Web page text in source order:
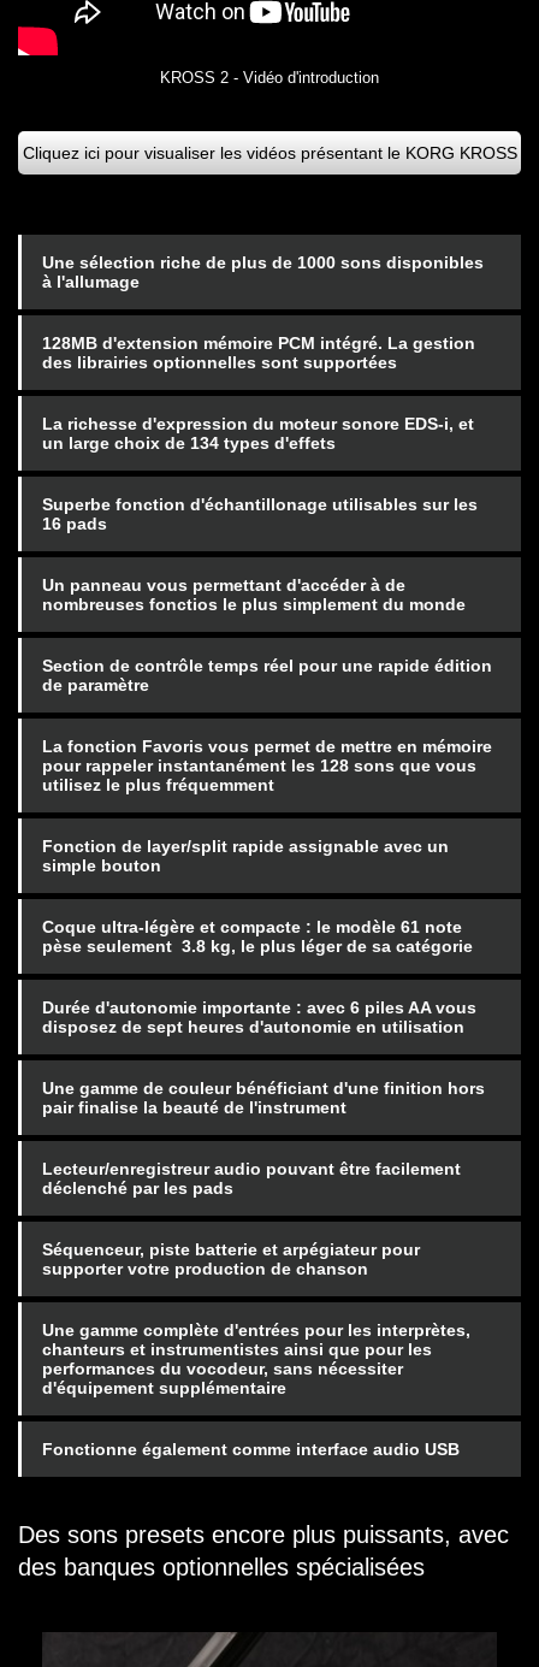
KROSS 2 - Vidéo d'introduction
Cliquez ici pour visualiser les vidéos présentant le KORG KROSS
Une sélection riche de plus de 1000 sons disponibles
à l'allumage
128MB d'extension mémoire PCM intégré. La gestion
des librairies optionnelles sont supportées
La richesse d'expression du moteur sonore EDS-i, et
un large choix de 134 types d'effets
Superbe fonction d'échantillonage utilisables sur les
16 pads
Un panneau vous permettant d'accéder à de
nombreuses fonctios le plus simplement du monde
Section de contrôle temps réel pour une rapide édition
de paramètre
La fonction Favoris vous permet de mettre en mémoire
pour rappeler instantanément les 128 sons que vous
utilisez le plus fréquemment
Fonction de layer/split rapide assignable avec un
simple bouton
Coque ultra-légère et compacte : le modèle 61 note
pèse seulement 3.8 kg, le plus léger de sa catégorie
Durée d'autonomie importante : avec 6 piles AA vous
disposez de sept heures d'autonomie en utilisation
Une gamme de couleur bénéficiant d'une finition hors
pair finalise la beauté de l'instrument
Lecteur/enregistreur audio pouvant être facilement
déclenché par les pads
Séquenceur, piste batterie et arpégiateur pour
supporter votre production de chanson
Une gamme complète d'entrées pour les interprètes,
chanteurs et instrumentistes ainsi que pour les
performances du vocodeur, sans nécessiter
d'équipement supplémentaire
Fonctionne également comme interface audio USB
Des sons presets encore plus puissants, avec
des banques optionnelles spécialisées